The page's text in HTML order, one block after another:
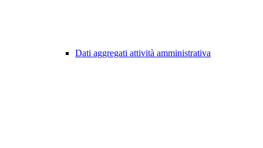
Dati aggregati attività amministrativa